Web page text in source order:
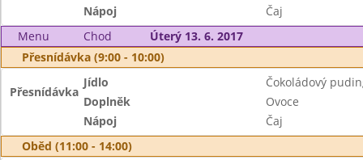
Nápoj
Čaj
Menu
Chod
Úterý 13. 6. 2017
Přesnídávka (9:00 - 10:00)
Přesnídávka
Jídlo
Čokoládový
Doplněk
Ovoce
Nápoj
Čaj
Oběd (11:00 - 14:00)